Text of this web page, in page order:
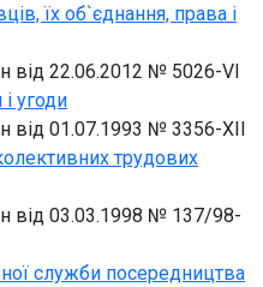
їх об`єднання, права і
від 22.06.2012 № 5026-VI
угоди
від 01.07.1993 № 3356-XII
трудових
від 03.03.1998 № 137/98-
служби посередництва